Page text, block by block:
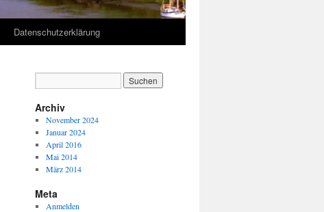
Datenschutzerklärung
Archiv
November 2024
Januar 2024
April 2016
Mai 2014
März 2014
Meta
Anmelden